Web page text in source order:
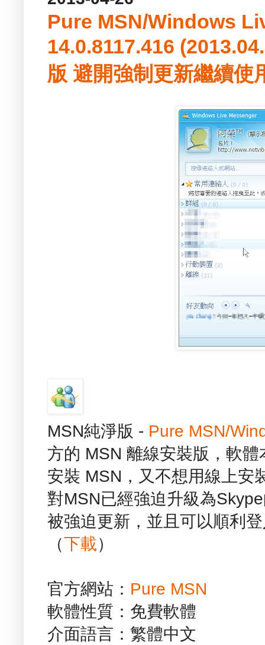
Pure MSN/Windows
14.0.8117.416
版 避開強制更新繼續使
MSN純淨版 - Pure MSN/
方的 MSN 離線安裝版，軟
安裝 MSN，又不想用線上安
對MSN已經強迫升級為
被強迫更新，並且可以順利
（下載）
官方網站： Pure MSN
軟體性質：免費軟體
介面語言：繁體中文